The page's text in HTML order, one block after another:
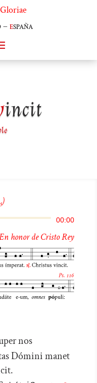
–españa
incit
)
00:00
honor de Cristo Rey
nos
Dómini manet